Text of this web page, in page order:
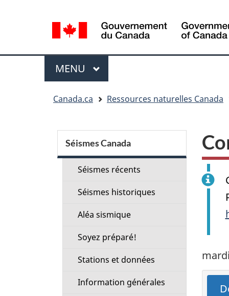
de
la
langue
Menu
MENU PRINCIPAL
Canada.ca Ressources naturelles Canada
Menu
de
la
section
Séismes Canada
Séismes récents
Séismes historiques
Aléa sismique
Soyez préparé!
Stations et données
Information générales